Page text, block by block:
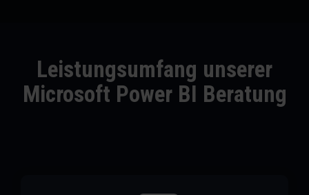
Leistungsumfang unserer
Microsoft Power BI Beratung